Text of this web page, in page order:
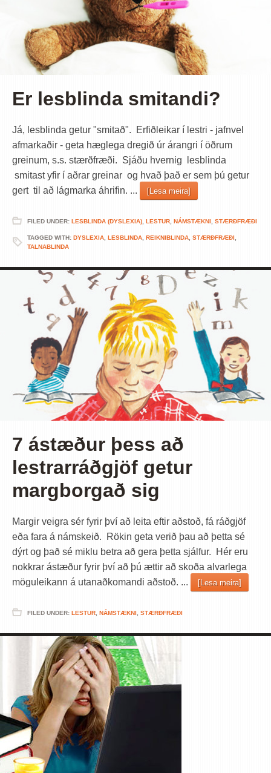
Er lesblinda smitandi?
Já, lesblinda getur "smitað". Erfiðleikar í lestri - jafnvel
afmarkaðir - geta hæglega dregið úr árangri í öðrum
greinum, s.s. stærðfræði. Sjáðu hvernig lesblinda
smitast yfir í aðrar greinar og hvað það er sem þú getur
gert til að lágmarka áhrifin. ...
[Lesa meira]
FILED UNDER: LESBLINDA (DYSLEXIA) LESTUR NÁMSTÆKNI STÆRÐFRÆÐI
TAGGED WITH: DYSLEXIA LESBLINDA REIKNIBLINDA STÆRÐFRÆÐI
TALNABLINDA
7 ástæður þess að
lestrarráðgjöf getur
margborgað sig
Margir veigra sér fyrir því að leita eftir aðstoð, fá ráðgjöf
eða fara á námskeið. Rökin geta verið þau að þetta sé
dýrt og það sé miklu betra að gera þetta sjálfur. Hér eru
nokkrar ástæður fyrir því að þú ættir að skoða alvarlega
möguleikann á utanaðkomandi aðstoð. ...
[Lesa meira]
FILED UNDER: LESTUR NÁMSTÆKNI STÆRÐFRÆÐI